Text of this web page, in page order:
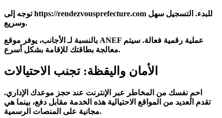
توجه إلى https://rendezvousprefecture.com للبدء. التسجيل سهل
وسريع.
بالنسبة لـ الأجانب، يوفر موقع ANEF عملية رقمية فعالة. سيتم
معالجة بطاقتك للإقامة بشكل أسرع.
الأمان واليقظة: تجنب الاحتيالات
احمِ نفسك من المخاطر عبر الإنترنت عند حجز موعدك الإداري.
تقدم العديد من المواقع الاحتيالية هذه الخدمة مقابل دفع، بينما هي
مجانية على المنصات الرسمية.